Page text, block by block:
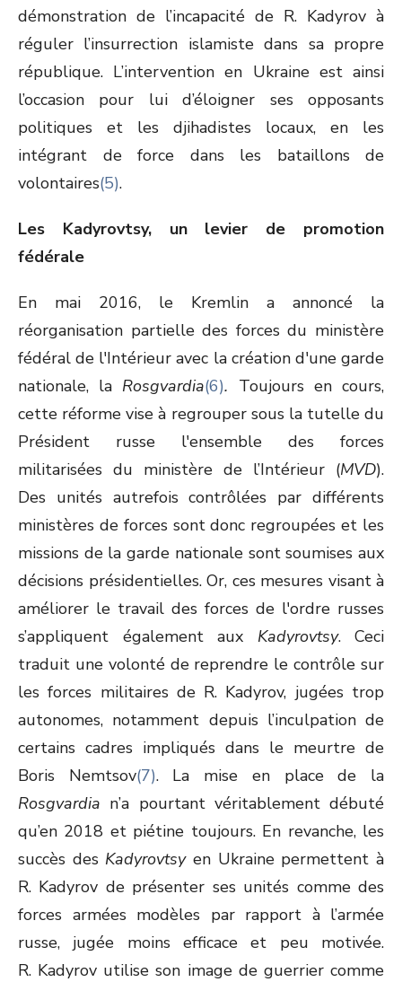
démonstration de l’incapacité de R. Kadyrov à
réguler l’insurrection islamiste dans sa propre
république. L’intervention en Ukraine est ainsi
l’occasion pour lui d’éloigner ses opposants
politiques et les djihadistes locaux, en les
intégrant de force dans les bataillons de
volontaires(5).
Les Kadyrovtsy, un levier de promotion
fédérale
En mai 2016, le Kremlin a annoncé la
réorganisation partielle des forces du ministère
fédéral de l'Intérieur avec la création d'une garde
nationale, la Rosgvardia(6). Toujours en cours,
cette réforme vise à regrouper sous la tutelle du
Président russe l'ensemble des forces
militarisées du ministère de l’Intérieur (MVD).
Des unités autrefois contrôlées par différents
ministères de forces sont donc regroupées et les
missions de la garde nationale sont soumises aux
décisions présidentielles. Or, ces mesures visant à
améliorer le travail des forces de l'ordre russes
s’appliquent également aux Kadyrovtsy. Ceci
traduit une volonté de reprendre le contrôle sur
les forces militaires de R. Kadyrov, jugées trop
autonomes, notamment depuis l’inculpation de
certains cadres impliqués dans le meurtre de
Boris Nemtsov(7). La mise en place de la
Rosgvardia n’a pourtant véritablement débuté
qu’en 2018 et piétine toujours. En revanche, les
succès des Kadyrovtsyen Ukraine permettent à
R. Kadyrov de présenter ses unités comme des
forces armées modèles par rapport à l’armée
russe, jugée moins efficace et peu motivée.
R. Kadyrov utilise son image de guerrier comme